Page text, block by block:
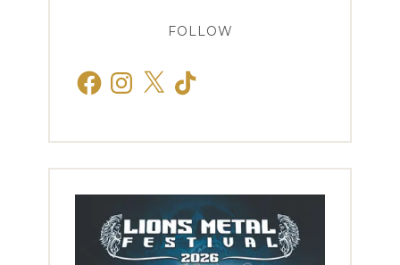
FOLLOW
FacebookInstagram
X TikTok